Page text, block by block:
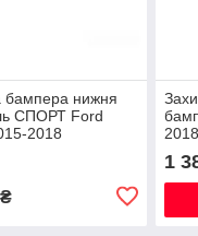
бампера нижня
СПОРТ Ford
2018
1